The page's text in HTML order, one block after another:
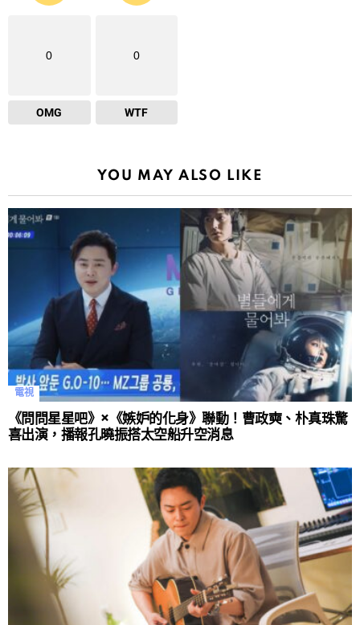
0
OMG
0
WTF
YOU MAY ALSO LIKE
電視
《問問星星吧》×《嫉妒的化身》聯動！曹政奭、朴真珠驚
喜出演，播報孔曉振搭太空船升空消息